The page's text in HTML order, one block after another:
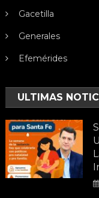
Gacetilla
Generales
Efemérides
ULTIMAS